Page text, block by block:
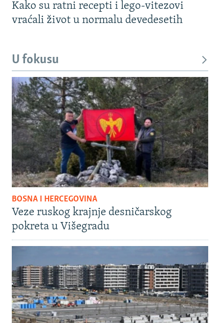
Kako su ratni recepti i lego-vitezovi
vraćali život u normalu devedesetih
U fokusu
BOSNA I HERCEGOVINA
Veze ruskog krajnje desničarskog
pokreta u Višegradu